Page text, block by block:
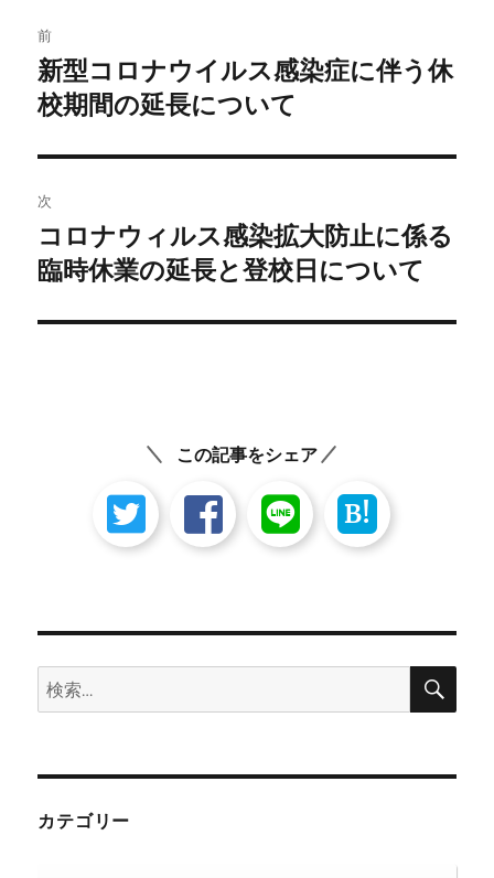
稿
ナ
ビ
ゲ
ー
シ
前
前
の
稿:
新型コロナウイルス感染症に伴う休
校期間の延長について
次
次
の
稿:
コロナウィルス感染拡大防止に係る
臨時休業の延長と登校日について
この記事をシェア
B!
検
索:
検
カテゴリー